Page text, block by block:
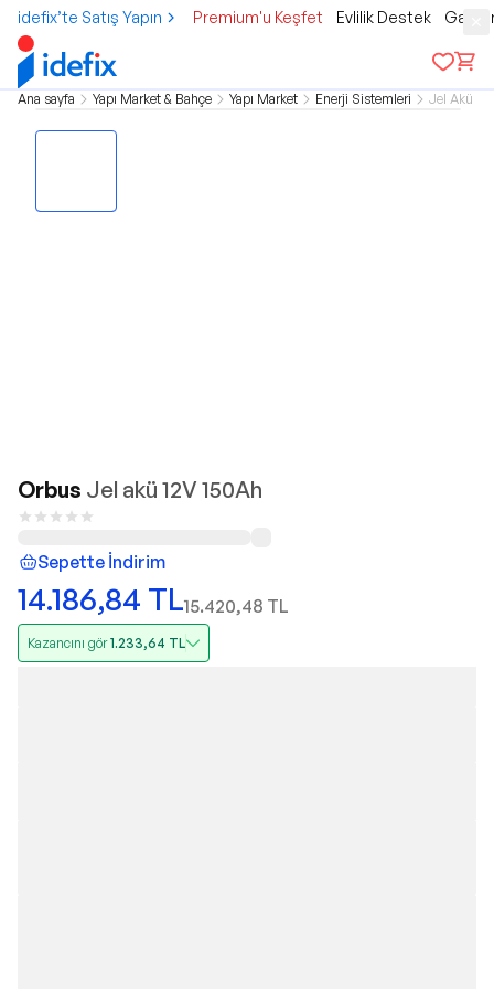
idefix’te Satış Yapın Premium'u Keşfet Evlilik Destek
Ana sayfa Yapı Market & Bahçe Yapı Market Enerji Sistemleri Jel Akü
Orbus Jel akü 12V 150Ah
Sepette İndirim
14.186,84 TL15.420,48 TL
Kazancını gör1.233,64 TL